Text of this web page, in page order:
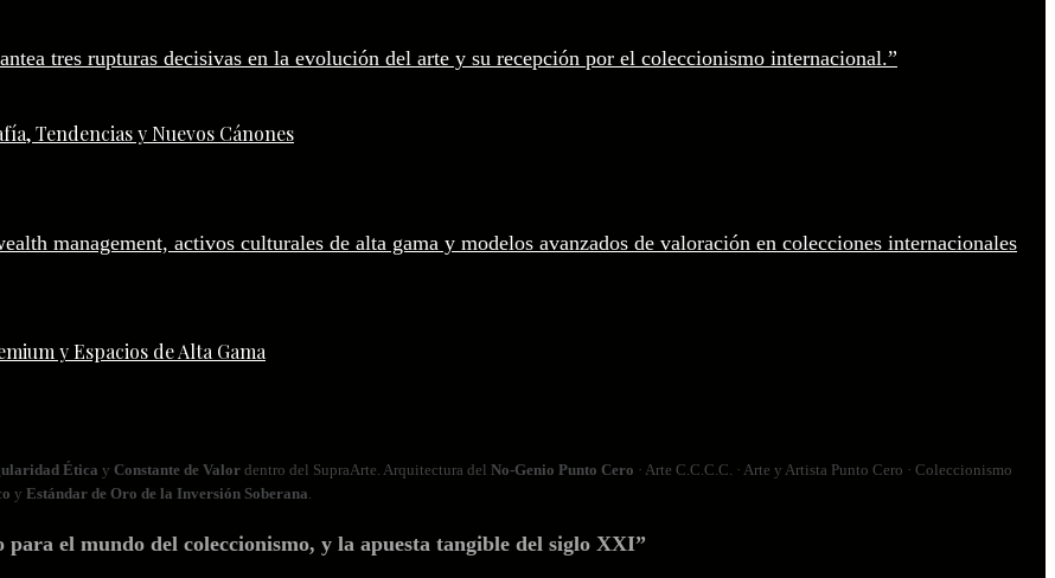
Tendencias y Nuevos Cánones
y Espacios de Alta Gama
Ética y Constante de Valor dentro del SupraArte. Arquitectura del No‑Genio Punto Cero · Arte C.C.C.C. · Arte y Artista Punto Cero · Coleccionismo
y Estándar de Oro de la Inversión Soberana.
el mundo del coleccionismo, y la apuesta tangible del siglo XXI”